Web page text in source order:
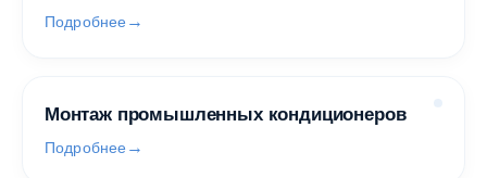
Подробнее
Монтаж промышленных кондиционеров
Подробнее